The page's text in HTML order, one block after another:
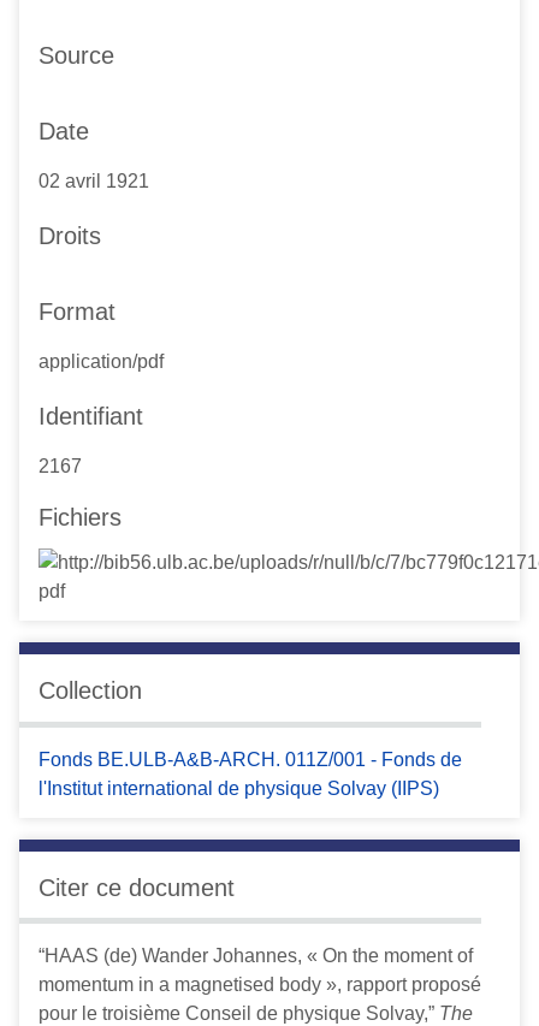
Source
Date
02 avril 1921
Droits
Format
application/pdf
Identifiant
2167
Fichiers
Collection
Fonds BE.ULB-A&B-ARCH. 011Z/001 - Fonds de
l'Institut international de physique Solvay (IIPS)
Citer ce document
“HAAS (de) Wander Johannes, « On the moment of
momentum in a magnetised body », rapport proposé
pour le troisième Conseil de physique Solvay,” The